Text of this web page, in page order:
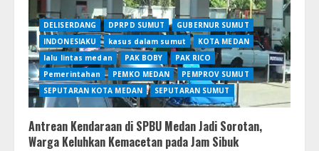
DELISERDANG DPRPD SUMUT
GUBERNUR SUMUT
INDONESIAKU
kasus dalam sumut
KOTA MEDAN
lalu lintas medan
PAK BOBY
PAK RICO
Pemerintahan
PEMKO MEDAN
PEMPROV SUMUT
SEPUTARAN KOTA MEDAN
SEPUTARAN SUMUT
Antrean Kendaraan di SPBU Medan Jadi Sorotan,
Warga Keluhkan Kemacetan pada Jam Sibuk